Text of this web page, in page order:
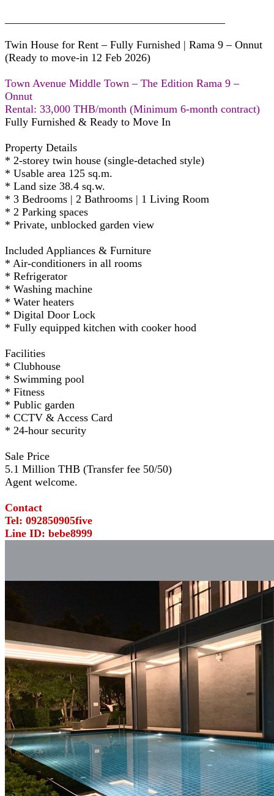
Twin House for Rent – Fully Furnished | Rama 9 – Onnut
(Ready to move-in 12 Feb 2026)
Town Avenue Middle Town – The Edition Rama 9 –
Onnut
Rental: 33,000 THB/month (Minimum 6-month contract)
Fully Furnished & Ready to Move In
Property Details
* 2-storey twin house (single-detached style)
* Usable area 125 sq.m.
* Land size 38.4 sq.w.
* 3 Bedrooms | 2 Bathrooms | 1 Living Room
* 2 Parking spaces
* Private, unblocked garden view
Included Appliances & Furniture
* Air-conditioners in all rooms
* Refrigerator
* Washing machine
* Water heaters
* Digital Door Lock
* Fully equipped kitchen with cooker hood
Facilities
* Clubhouse
* Swimming pool
* Fitness
* Public garden
* CCTV & Access Card
* 24-hour security
Sale Price
5.1 Million THB (Transfer fee 50/50)
Agent welcome.
Contact
Tel: 092850905five
Line ID: bebe8999